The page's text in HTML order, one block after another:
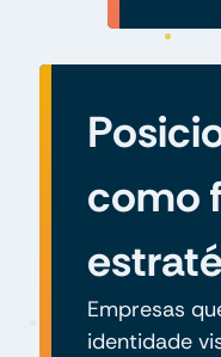
como
Empresas
identidade